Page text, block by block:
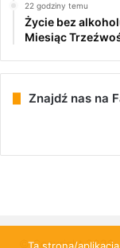
22 godziny temu
Życie bez
Miesiąc
Znajdź nas na
© Copyright